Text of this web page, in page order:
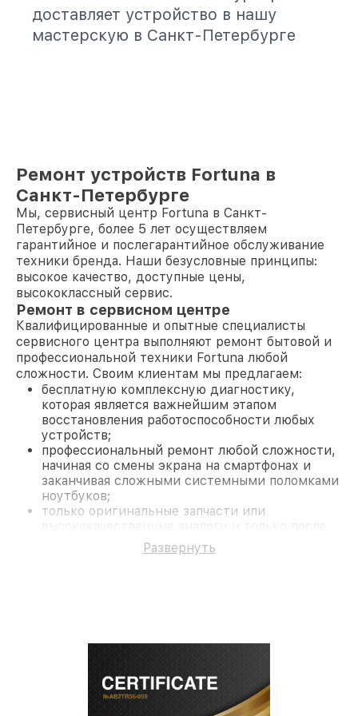
доставляет устройство в нашу
мастерскую в Санкт-Петербурге
Ремонт устройств Fortuna в
Санкт-Петербурге
Мы, сервисный центр Fortuna в Санкт-
Петербурге, более 5 лет осуществляем
гарантийное и послегарантийное обслуживание
техники бренда. Наши безусловные принципы:
высокое качество, доступные цены,
высококлассный сервис.
Ремонт в сервисном центре
Квалифицированные и опытные специалисты
сервисного центра выполняют ремонт бытовой и
профессиональной техники Fortuna любой
сложности. Своим клиентам мы предлагаем:
бесплатную комплексную диагностику,
которая является важнейшим этапом
восстановления работоспособности любых
устройств;
профессиональный ремонт любой сложности,
начиная со смены экрана на смартфонах и
заканчивая сложными системными поломками
ноутбуков;
только оригинальные запчасти или
согласования с клиентом.
На все работы и замененные комплектующие
безупречной репутацией;
современное оборудование и
Развернуть